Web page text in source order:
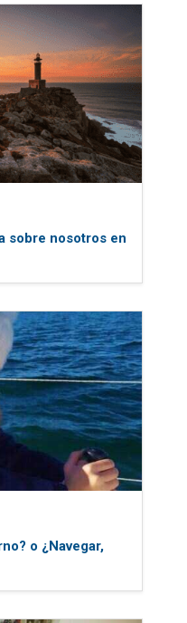
sobre nosotros en
o ¿Navegar,